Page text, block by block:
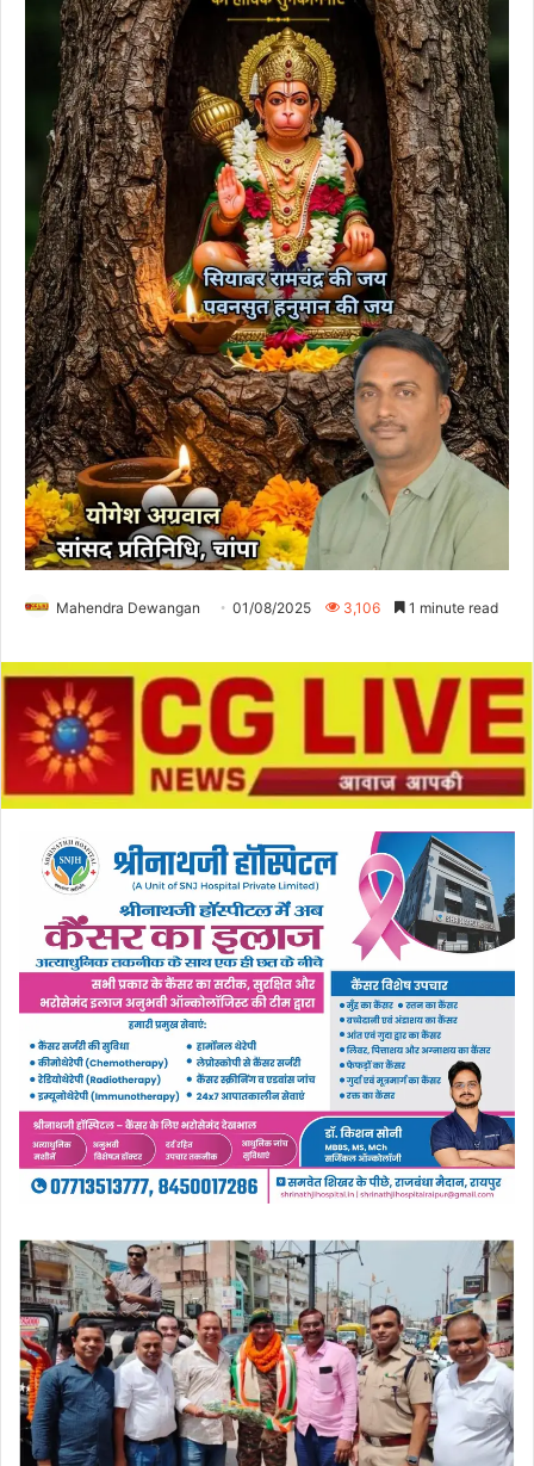
Mahendra Dewangan 01/08/2025 3,106 1 minute read